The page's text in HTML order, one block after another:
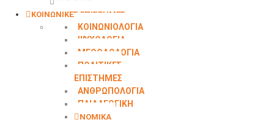
ΚΟΙΝΩΝΙΚΕΣ ΕΠΙΣΤΗΜΕΣ
ΚΟΙΝΩΝΙΟΛΟΓΙΑ
ΨΥΧΟΛΟΓΙΑ
ΜΕΘΟΔΟΛΟΓΙΑ
ΠΟΛΙΤΙΚΕΣ
ΕΠΙΣΤΗΜΕΣ
ΑΝΘΡΩΠΟΛΟΓΙΑ
ΠΑΙΔΑΓΩΓΙΚΗ
ΝΟΜΙΚΑ